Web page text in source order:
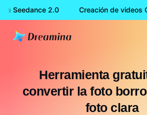
Seedance 2.0 Creación de videos
Inicio Herramientas
Herramienta
convertir la foto
foto clara